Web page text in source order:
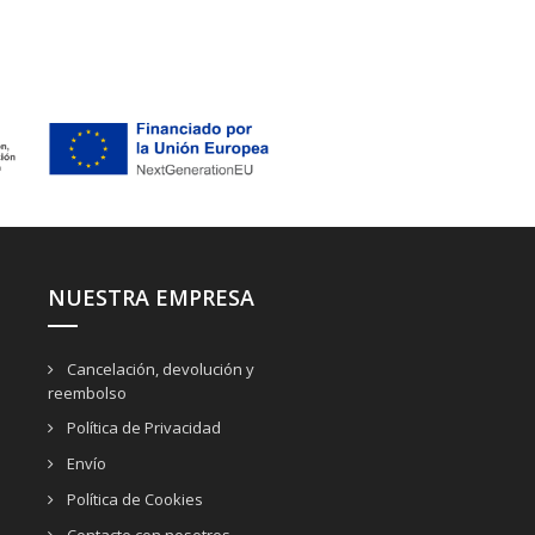
NUESTRA EMPRESA
Cancelación, devolución y
reembolso
Política de Privacidad
Envío
Política de Cookies